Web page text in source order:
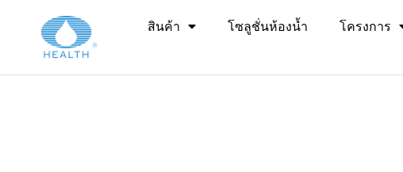
สินค้า โซลูชั่นห้องน้ำ โครงการ
>